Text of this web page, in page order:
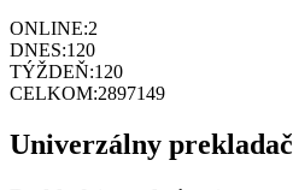
ONLINE:2
DNES:120
TÝŽDEŇ:120
CELKOM:2897149
Univerzálny prekladač